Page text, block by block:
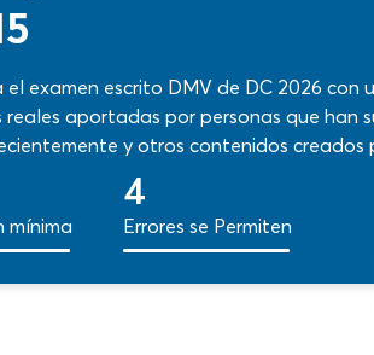
examen escrito DMV de DC 2026 con
aportadas por personas que han
y otros contenidos creados
autoridades, podrás impulsar tu
especiales!
mínima
4
Errores se Permiten